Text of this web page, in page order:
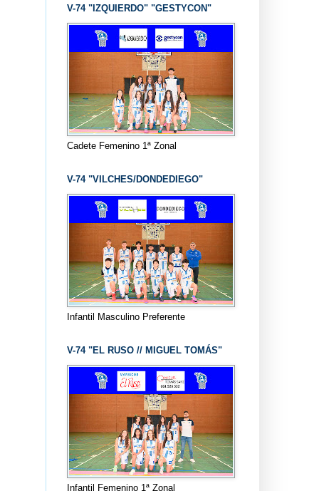
V-74 "IZQUIERDO" "GESTYCON"
Cadete Femenino 1ª Zonal
V-74 "VILCHES/DONDEDIEGO"
Infantil Masculino Preferente
V-74 "EL RUSO // MIGUEL TOMÁS"
Infantil Femenino 1ª Zonal